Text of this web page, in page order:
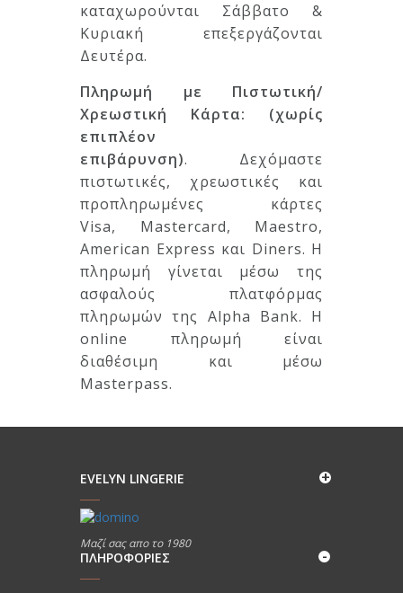
καταχωρούνται Σάββατο &
Κυριακή επεξεργάζονται
Δευτέρα.
Πληρωμή με Πιστωτική/
Χρεωστική Κάρτα: (χωρίς
επιπλέον
επιβάρυνση). Δεχόμαστε
πιστωτικές, χρεωστικές και
προπληρωμένες κάρτες
Visa, Mastercard, Maestro,
American Express και Diners. Η
πληρωμή γίνεται μέσω της
ασφαλούς πλατφόρμας
πληρωμών της Alpha Bank. Η
online πληρωμή είναι
διαθέσιμη και μέσω
Masterpass.
EVELYN LINGERIE
Μαζί σας απο το 1980
ΠΛΗΡΟΦΟΡΊΕΣ